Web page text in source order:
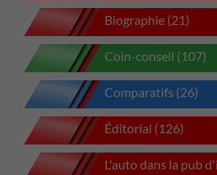
Biographie (21)
Coin-conseil (107)
Comparatifs (26)
Éditorial (126)
L'auto dans la pub